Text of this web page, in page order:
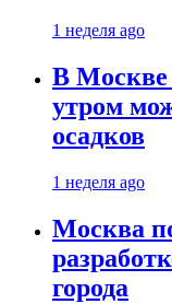
1 неделя ago
В Москве
утром
осадков
1 неделя ago
Москва
города